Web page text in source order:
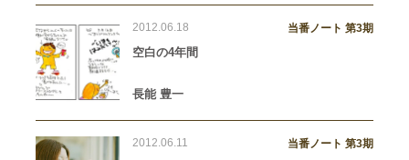
2012.06.18 当番ノート 第3期
空白の4年間
長能 豊一
2012.06.11 当番ノート 第3期